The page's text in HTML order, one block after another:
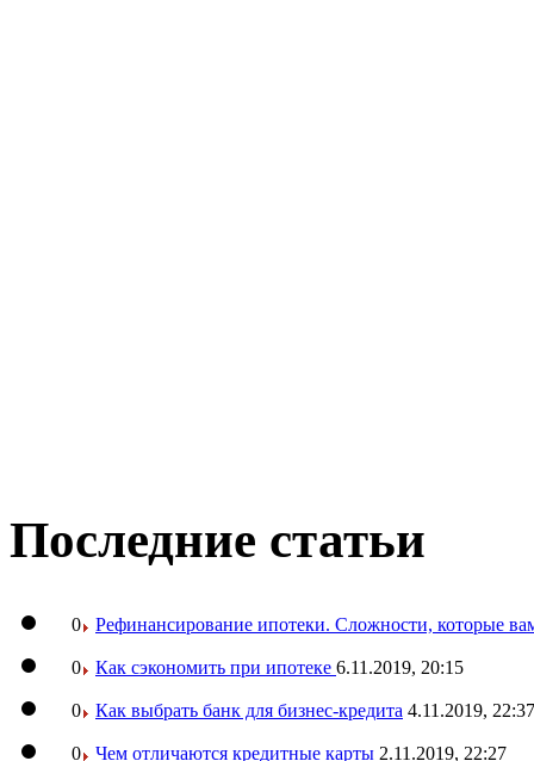
Последние статьи
0 Рефинансирование ипотеки. Сложности, которые
0 Как сэкономить при ипотеке 6.11.2019, 20:15
0 Как выбрать банк для бизнес-кредита 4.11.2019, 22:37
0 Чем отличаются кредитные карты 2.11.2019, 22:27